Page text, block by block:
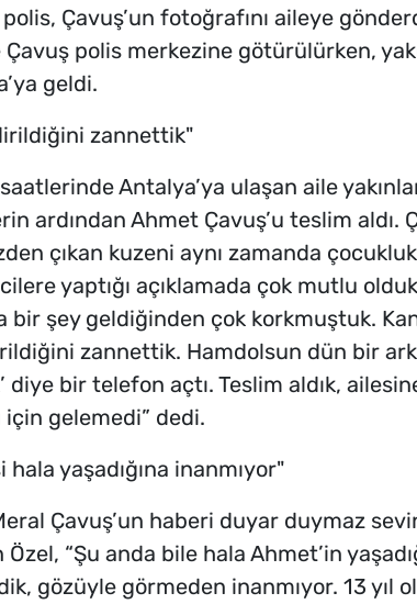
Çavuş’un fotoğrafını aileye
polis merkezine götürülürken,
geldi.
zannettik"
Antalya’ya ulaşan aile
ardından Ahmet Çavuş’u teslim aldı.
çıkan kuzeni aynı zamanda
yaptığı açıklamada çok mutlu
bir şey geldiğinden çok korkmuştuk.
zannettik. Hamdolsun dün bir
diye bir telefon açtı. Teslim aldık,
gelemedi” dedi.
hala yaşadığına inanmıyor"
Çavuş’un haberi duyar duymaz
“Şu anda bile hala Ahmet’in
gözüyle görmeden inanmıyor. 13 yıl